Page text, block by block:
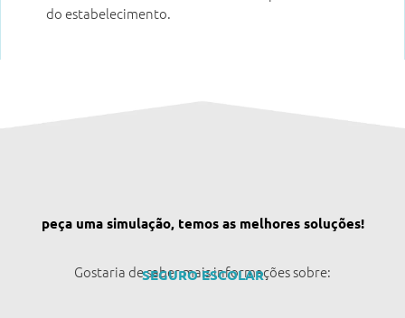
do estabelecimento.
peça uma simulação, temos as melhores soluções!
Gostaria de saber mais informações sobre:
SEGURO ESCOLAR